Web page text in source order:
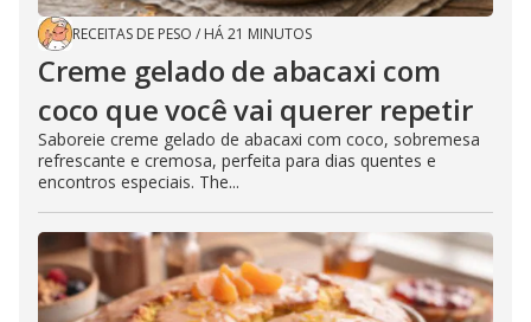
RECEITAS DE PESO / HÁ 21 MINUTOS
Creme gelado de abacaxi com
coco que você vai querer repetir
Saboreie creme gelado de abacaxi com coco, sobremesa
refrescante e cremosa, perfeita para dias quentes e
encontros especiais. The...